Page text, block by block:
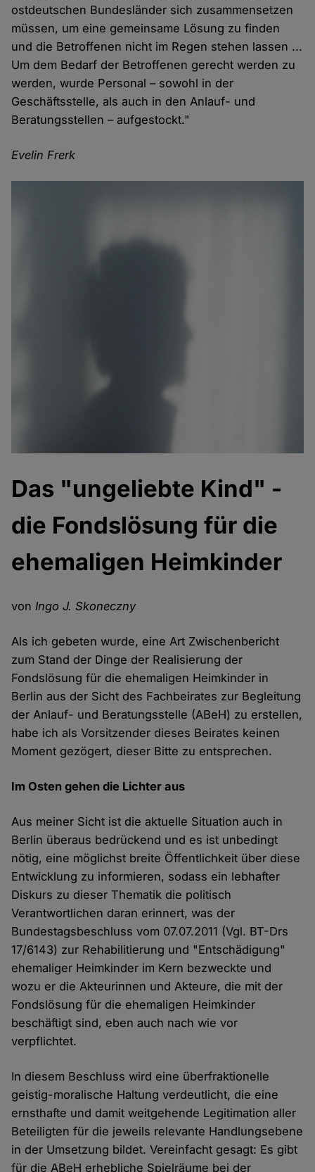
ostdeutschen Bundesländer sich zusammensetzen
müssen, um eine gemeinsame Lösung zu finden
und die Betroffenen nicht im Regen stehen lassen ...
Um dem Bedarf der Betroffenen gerecht werden zu
werden, wurde Personal – sowohl in der
Geschäftsstelle, als auch in den Anlauf- und
Beratungsstellen – aufgestockt."
Evelin Frerk
Das "ungeliebte Kind" -
die Fondslösung für die
ehemaligen Heimkinder
vonIngo J. Skoneczny
Als ich gebeten wurde, eine Art Zwischenbericht
zum Stand der Dinge der Realisierung der
Fondslösung für die ehemaligen Heimkinder in
Berlin aus der Sicht des Fachbeirates zur Begleitung
der Anlauf- und Beratungsstelle (ABeH) zu erstellen,
habe ich als Vorsitzender dieses Beirates keinen
Moment gezögert, dieser Bitte zu entsprechen.
Im Osten gehen die Lichter aus
Aus meiner Sicht ist die aktuelle Situation auch in
Berlin überaus bedrückend und es ist unbedingt
nötig, eine möglichst breite Öffentlichkeit über diese
Entwicklung zu informieren, sodass ein lebhafter
Diskurs zu dieser Thematik die politisch
Verantwortlichen daran erinnert, was der
Bundestagsbeschluss vom 07.07.2011 (Vgl. BT-Drs
17/6143) zur Rehabilitierung und "Entschädigung"
ehemaliger Heimkinder im Kern bezweckte und
wozu er die Akteurinnen und Akteure, die mit der
Fondslösung für die ehemaligen Heimkinder
beschäftigt sind, eben auch nach wie vor
verpflichtet.
In diesem Beschluss wird eine überfraktionelle
geistig-moralische Haltung verdeutlicht, die eine
ernsthafte und damit weitgehende Legitimation aller
Beteiligten für die jeweils relevante Handlungsebene
in der Umsetzung bildet. Vereinfacht gesagt: Es gibt
für die ABeH erhebliche Spielräume bei der